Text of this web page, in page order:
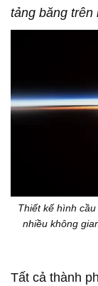
tảng băng trên
Thiết kế hình
nhiều không
Tất cả thành